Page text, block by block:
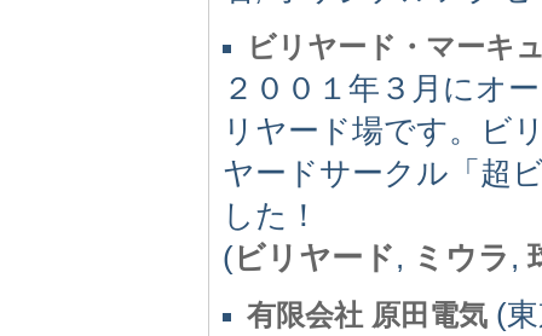
ビリヤード・マーキ
２００１年３月にオ
リヤード場です。ビ
ヤードサークル「超
した！
(ビリヤード, ミウラ ,
有限会社 原田電気 (